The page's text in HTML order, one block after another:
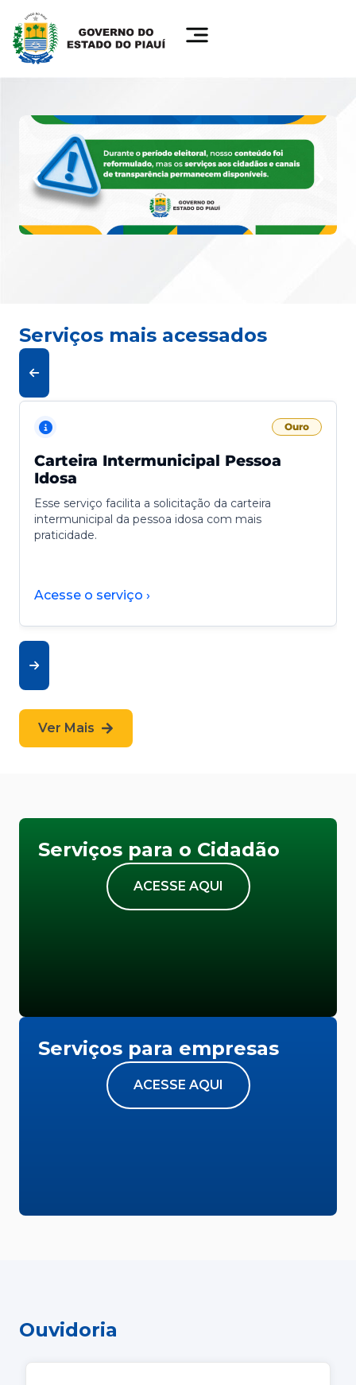
Serviços mais acessados
Ouro
Carteira Intermunicipal Pessoa
Idosa
Esse serviço facilita a solicitação da carteira
intermunicipal da pessoa idosa com mais
praticidade.
Acesse o serviço ›
Ver Mais
Serviços para o Cidadão
ACESSE AQUI
Serviços para empresas
ACESSE AQUI
Ouvidoria